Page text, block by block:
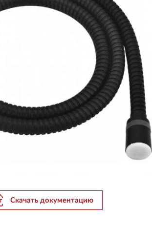
Скачать документацию